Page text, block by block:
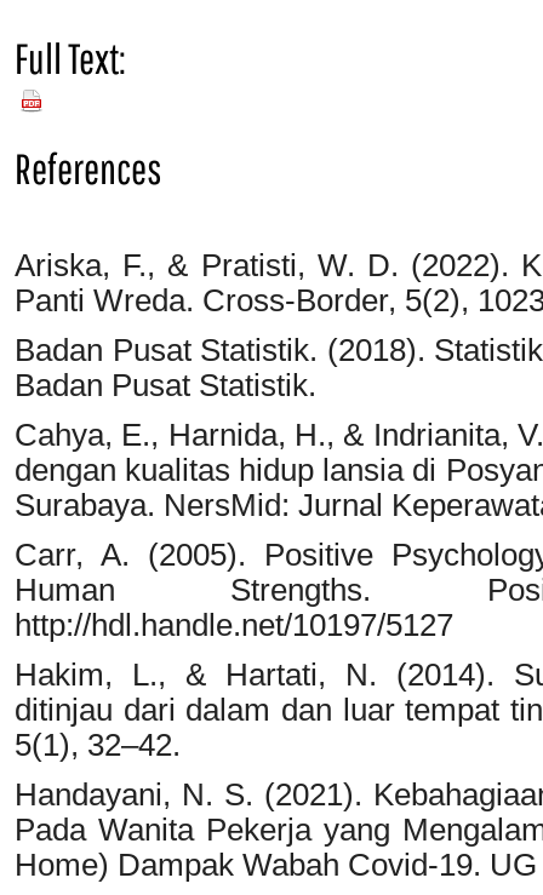
Full Text:
PDF
References
Ariska, F., & Pratisti, W. D. (2022).
Panti Wreda. Cross-Border, 5(2),
Badan Pusat Statistik. (2018).
Badan Pusat Statistik.
Cahya, E., Harnida, H., & Indrianita,
dengan kualitas hidup lansia di
Surabaya. NersMid: Jurnal
Carr, A. (2005). Positive
Human Strengths.
http://hdl.handle.net/10197/5127
Hakim, L., & Hartati, N. (2014).
ditinjau dari dalam dan luar tempat
5(1), 32–42.
Handayani, N. S. (2021).
Pada Wanita Pekerja yang
Home) Dampak Wabah Covid-19.